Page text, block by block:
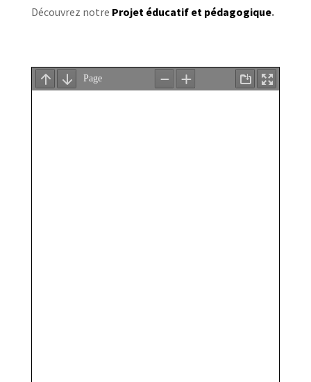
Découvrez notre Projet éducatif et pédagogique.